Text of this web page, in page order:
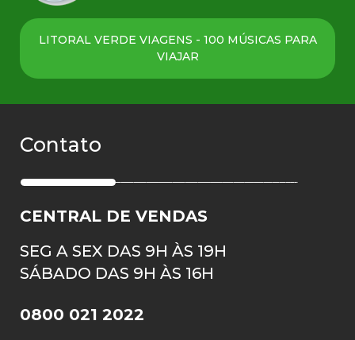
LITORAL VERDE VIAGENS - 100 MÚSICAS PARA
VIAJAR
Contato
CENTRAL DE VENDAS
SEG A SEX DAS 9H ÀS 19H
SÁBADO DAS 9H ÀS 16H
0800 021 2022